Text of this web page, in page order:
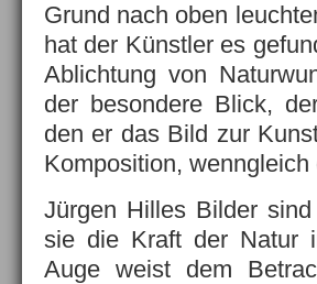
Grund nach oben
hat der Künstler es
Ablichtung von
der besondere Blick,
den er das Bild zur
Komposition, wenngleich
Jürgen Hilles Bilder
sie die Kraft der Natur
Auge weist dem